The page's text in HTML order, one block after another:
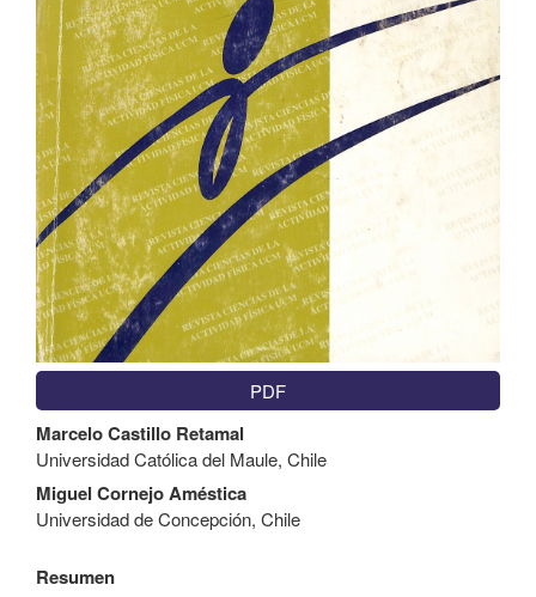
PDF
Contenido
principal
del
artículo
Marcelo Castillo Retamal
Universidad Católica del Maule, Chile
Miguel Cornejo Améstica
Universidad de Concepción, Chile
Resumen